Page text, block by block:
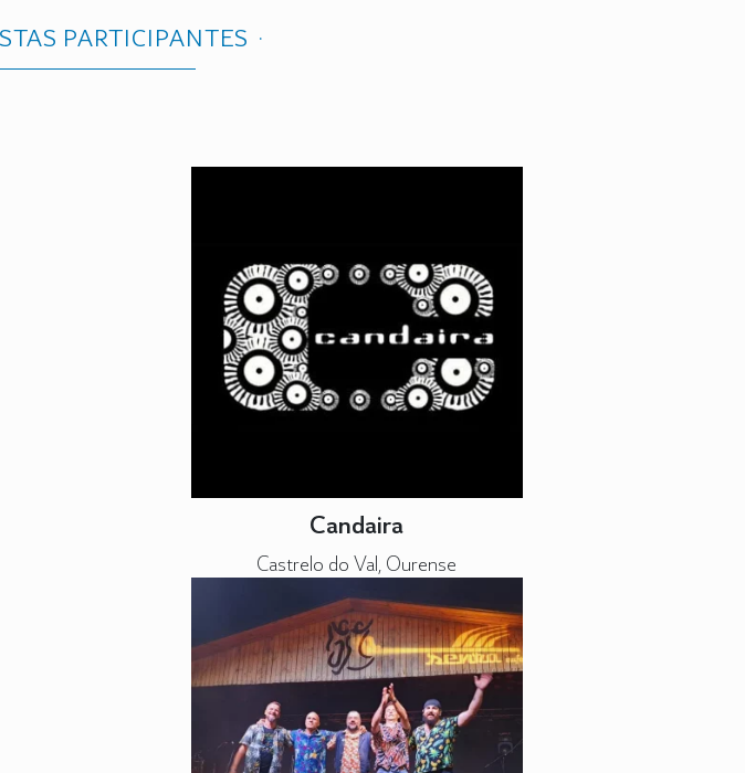
PARTICIPANTES
Candaira
Castrelo do Val, Ourense